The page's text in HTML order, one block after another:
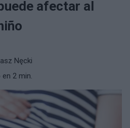
afectar al
Nęcki
2 min.